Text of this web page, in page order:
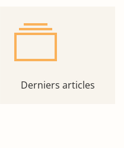
Derniers articles